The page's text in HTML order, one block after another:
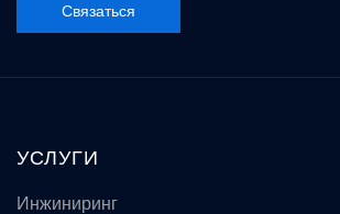
Связаться
УСЛУГИ
Инжиниринг